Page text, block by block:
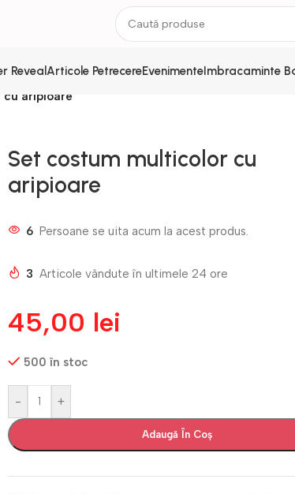
Reveal Articole PetrecereEvenimenteImbracaminte
aripioare
Set costum multicolor cu
aripioare
6 Persoane se uita acum la acest produs.
3 Articole vândute în ultimele 24 ore
45,00 lei
500 în stoc
- +
Adaugă În Coș